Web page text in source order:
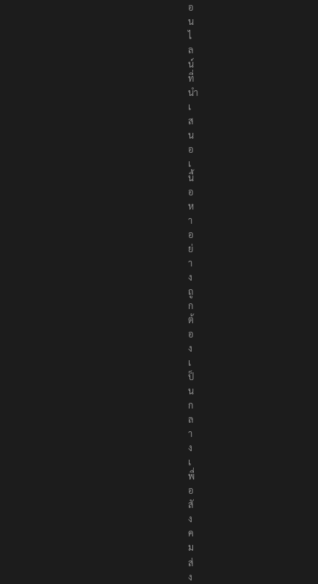
อ
น
ไ
ล
น์
ที่
นำ
เ
ส
น
อ
เ
นื้
อ
ห
า
อ
ย่
า
ง
ถู
ก
ต้
อ
ง
เ
ป็
น
ก
ล
า
ง
เ
พื่
อ
สั
ง
ค
ม
ส่
ง